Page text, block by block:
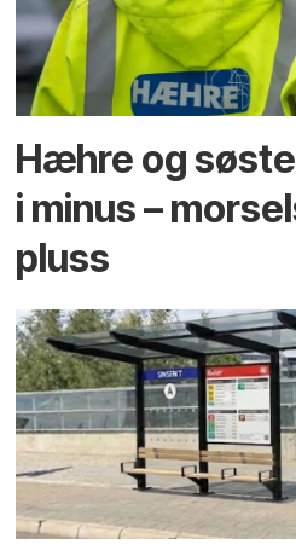
Hæhre og
i minus –
pluss